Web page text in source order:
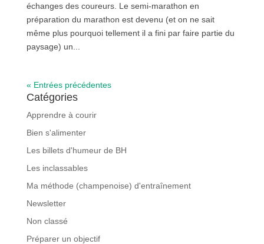
échanges des coureurs. Le semi-marathon en
préparation du marathon est devenu (et on ne sait
même plus pourquoi tellement il a fini par faire partie du
paysage) un...
« Entrées précédentes
Catégories
Apprendre à courir
Bien s'alimenter
Les billets d'humeur de BH
Les inclassables
Ma méthode (champenoise) d'entraînement
Newsletter
Non classé
Préparer un objectif